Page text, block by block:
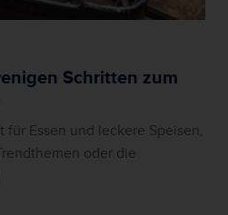
Schritten zum
Essen und leckere Speisen,
oder die